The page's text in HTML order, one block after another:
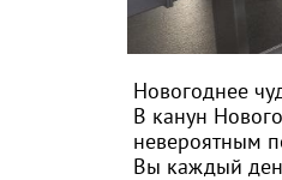
Новогоднее
В канун
невероятным
Вы каждый